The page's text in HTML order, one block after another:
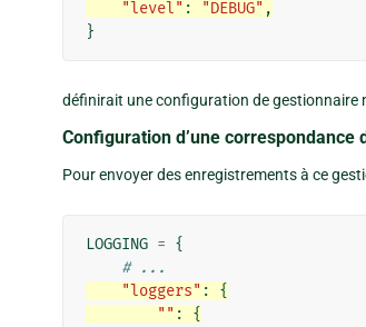
"level" : "DEBUG" ,
}
définirait une configuration de gestionnaire
Configuration d’une correspondance
Pour envoyer des enregistrements à ce
LOGGING = {
# ...
"loggers" :
{
"" :
{